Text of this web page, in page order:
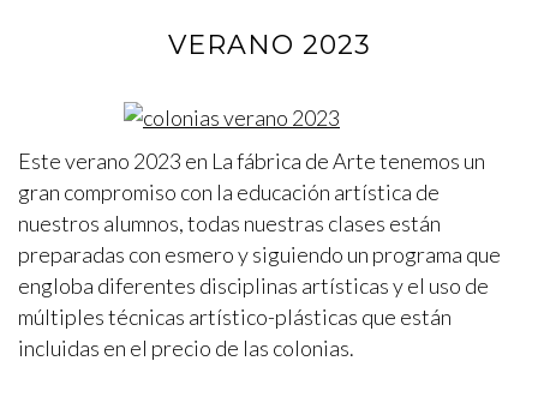
VERANO 2023
Este verano 2023 en La fábrica de Arte tenemos un
gran compromiso con la educación artística de
nuestros alumnos, todas nuestras clases están
preparadas con esmero y siguiendo un programa que
engloba diferentes disciplinas artísticas y el uso de
múltiples técnicas artístico-plásticas que están
incluidas en el precio de las colonias.